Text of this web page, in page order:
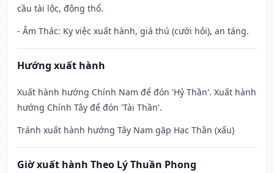
cầu tài lộc, động thổ.
- Âm Thác: Kỵ việc xuất hành, giá thú (cưới hỏi), an táng.
Hướng xuất hành
Xuất hành hướng Chính Nam để đón 'Hỷ Thần'. Xuất hành
hướng Chính Tây để đón 'Tài Thần'.
Tránh xuất hành hướng Tây Nam gặp Hạc Thần (xấu)
Giờ xuất hành Theo Lý Thuần Phong